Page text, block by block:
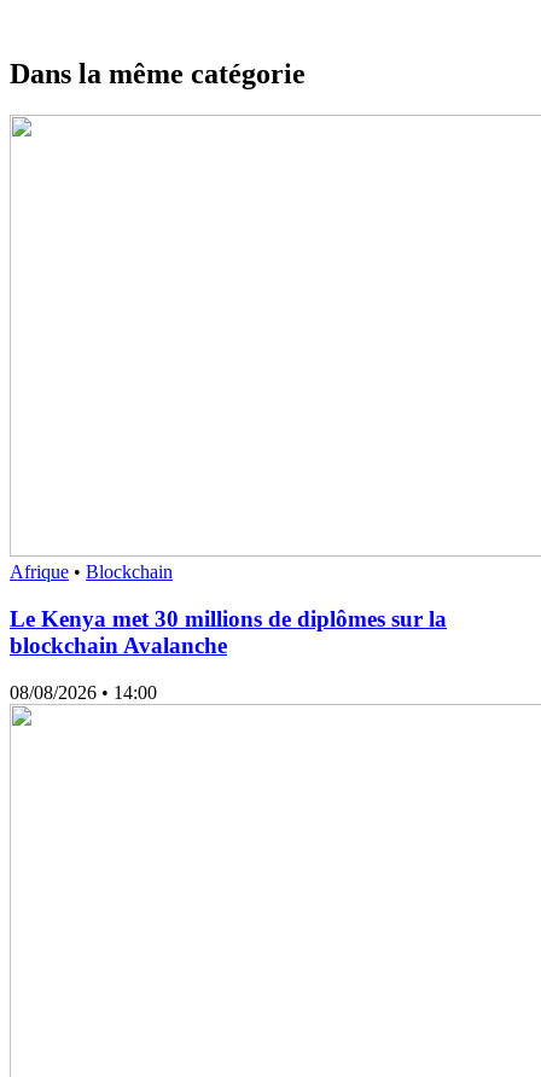
Dans la même catégorie
Afrique • Blockchain
Le Kenya met 30 millions de diplômes sur la
blockchain Avalanche
08/08/2026 • 14:00